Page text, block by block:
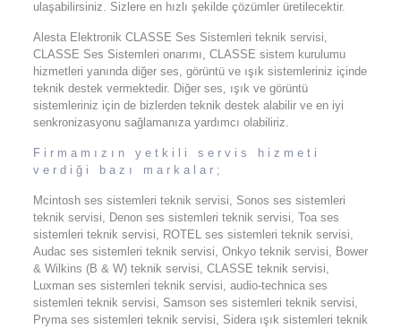
ulaşabilirsiniz. Sizlere en hızlı şekilde çözümler üretilecektir.
Alesta Elektronik CLASSE Ses Sistemleri teknik servisi,
CLASSE Ses Sistemleri onarımı, CLASSE sistem kurulumu
hizmetleri yanında diğer ses, görüntü ve ışık sistemleriniz içinde
teknik destek vermektedir. Diğer ses, ışık ve görüntü
sistemleriniz için de bizlerden teknik destek alabilir ve en iyi
senkronizasyonu sağlamanıza yardımcı olabiliriz.
Firmamızın yetkili servis hizmeti
verdiği bazı markalar;
Mcintosh ses sistemleri teknik servisi, Sonos ses sistemleri
teknik servisi, Denon ses sistemleri teknik servisi, Toa ses
sistemleri teknik servisi, ROTEL ses sistemleri teknik servisi,
Audac ses sistemleri teknik servisi, Onkyo teknik servisi, Bower
& Wilkins (B & W) teknik servisi, CLASSE teknik servisi,
Luxman ses sistemleri teknik servisi, audio-technica ses
sistemleri teknik servisi, Samson ses sistemleri teknik servisi,
Pryma ses sistemleri teknik servisi, Sidera ışık sistemleri teknik